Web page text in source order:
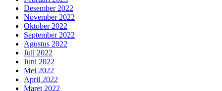
Desember 2022
November 2022
Oktober 2022
September 2022
Agustus 2022
Juli 2022
Juni 2022
Mei 2022
April 2022
Maret 2022